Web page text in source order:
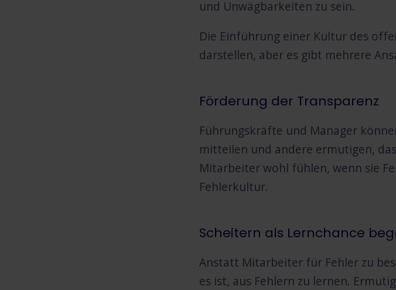
und Unwägbarkeiten zu sein.
Die Einführung einer Kultur des
darstellen, aber es gibt mehrere
Förderung der Transparenz
Führungskräfte und Manager
mitteilen und andere ermutigen,
Mitarbeiter wohl fühlen, wenn sie
Fehlerkultur.
Scheitern als Lernchance
Anstatt Mitarbeiter für Fehler zu
es ist, aus Fehlern zu lernen.